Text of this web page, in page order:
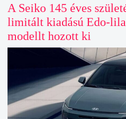
A Seiko 145 éves
limitált kiadású Edo-lila
modellt hozott ki